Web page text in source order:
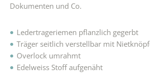
Dokumenten und Co.
Ledertrageriemen pflanzlich gegerbt
Träger seitlich verstellbar mit
Overlock umrahmt
Edelweiss Stoff aufgenäht